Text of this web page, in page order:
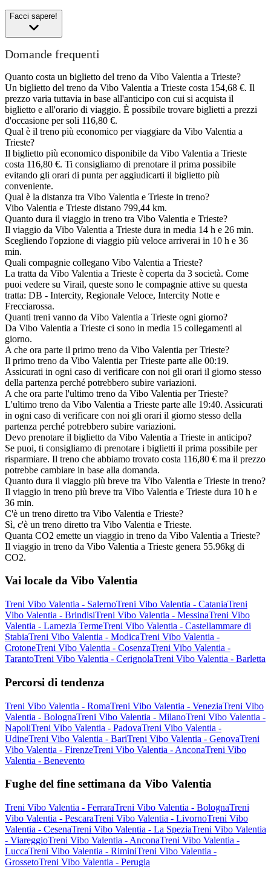
Facci sapere!
Domande frequenti
Quanto costa un biglietto del treno da Vibo Valentia a Trieste?
Un biglietto del treno da Vibo Valentia a Trieste costa 154,68 €. Il
prezzo varia tuttavia in base all'anticipo con cui si acquista il
biglietto e all'orario di viaggio. È possibile trovare biglietti a prezzi
d'occasione per soli 116,80 €.
Qual è il treno più economico per viaggiare da Vibo Valentia a
Trieste?
Il biglietto più economico disponibile da Vibo Valentia a Trieste
costa 116,80 €. Ti consigliamo di prenotare il prima possibile
evitando gli orari di punta per aggiudicarti il biglietto più
conveniente.
Qual è la distanza tra Vibo Valentia e Trieste in treno?
Vibo Valentia e Trieste distano 799,44 km.
Quanto dura il viaggio in treno tra Vibo Valentia e Trieste?
Il viaggio da Vibo Valentia a Trieste dura in media 14 h e 26 min.
Scegliendo l'opzione di viaggio più veloce arriverai in 10 h e 36
min.
Quali compagnie collegano Vibo Valentia a Trieste?
La tratta da Vibo Valentia a Trieste è coperta da 3 società. Come
puoi vedere su Virail, queste sono le compagnie attive su questa
tratta: DB - Intercity, Regionale Veloce, Intercity Notte e
Frecciarossa.
Quanti treni vanno da Vibo Valentia a Trieste ogni giorno?
Da Vibo Valentia a Trieste ci sono in media 15 collegamenti al
giorno.
A che ora parte il primo treno da Vibo Valentia per Trieste?
Il primo treno da Vibo Valentia per Trieste parte alle 00:19.
Assicurati in ogni caso di verificare con noi gli orari il giorno stesso
della partenza perché potrebbero subire variazioni.
A che ora parte l'ultimo treno da Vibo Valentia per Trieste?
L'ultimo treno da Vibo Valentia a Trieste parte alle 19:40. Assicurati
in ogni caso di verificare con noi gli orari il giorno stesso della
partenza perché potrebbero subire variazioni.
Devo prenotare il biglietto da Vibo Valentia a Trieste in anticipo?
Se puoi, ti consigliamo di prenotare i biglietti il prima possibile per
risparmiare. Il treno che abbiamo trovato costa 116,80 € ma il prezzo
potrebbe cambiare in base alla domanda.
Quanto dura il viaggio più breve tra Vibo Valentia e Trieste in treno?
Il viaggio in treno più breve tra Vibo Valentia e Trieste dura 10 h e
36 min.
C'è un treno diretto tra Vibo Valentia e Trieste?
Sì, c'è un treno diretto tra Vibo Valentia e Trieste.
Quanta CO2 emette un viaggio in treno da Vibo Valentia a Trieste?
Il viaggio in treno da Vibo Valentia a Trieste genera 55.96kg di
CO2.
Vai locale da Vibo Valentia
Treni Vibo Valentia - SalernoTreni Vibo Valentia - CataniaTreni
Vibo Valentia - BrindisiTreni Vibo Valentia - MessinaTreni Vibo
Valentia - Lamezia TermeTreni Vibo Valentia - Castellammare di
StabiaTreni Vibo Valentia - ModicaTreni Vibo Valentia -
CrotoneTreni Vibo Valentia - CosenzaTreni Vibo Valentia -
TarantoTreni Vibo Valentia - CerignolaTreni Vibo Valentia - Barletta
Percorsi di tendenza
Treni Vibo Valentia - RomaTreni Vibo Valentia - VeneziaTreni Vibo
Valentia - BolognaTreni Vibo Valentia - MilanoTreni Vibo Valentia -
NapoliTreni Vibo Valentia - PadovaTreni Vibo Valentia -
UdineTreni Vibo Valentia - BariTreni Vibo Valentia - GenovaTreni
Vibo Valentia - FirenzeTreni Vibo Valentia - AnconaTreni Vibo
Valentia - Benevento
Fughe del fine settimana da Vibo Valentia
Treni Vibo Valentia - FerraraTreni Vibo Valentia - BolognaTreni
Vibo Valentia - PescaraTreni Vibo Valentia - LivornoTreni Vibo
Valentia - CesenaTreni Vibo Valentia - La SpeziaTreni Vibo Valentia
- ViareggioTreni Vibo Valentia - AnconaTreni Vibo Valentia -
LuccaTreni Vibo Valentia - RiminiTreni Vibo Valentia -
GrossetoTreni Vibo Valentia - Perugia